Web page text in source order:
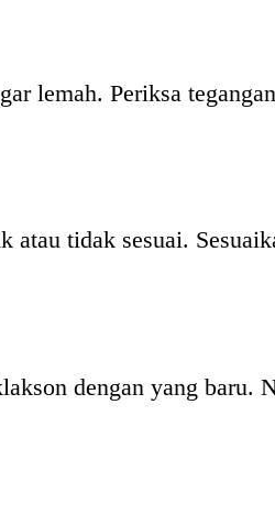
lemah. Periksa
atau tidak sesuai.
dengan yang baru.